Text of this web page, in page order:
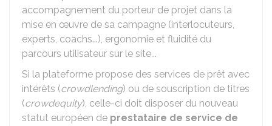
accompagnement du porteur de projet dans la
mise en œuvre de sa campagne (interlocuteurs,
experts, coachs...), ergonomie et fluidité du
parcours utilisateur sur le site...
Si la plateforme propose des services de prêt avec
intérêts (crowdlending) ou de souscription de titres
(crowdequity), celle-ci doit disposer du nouveau
statut européen de prestataire de service de